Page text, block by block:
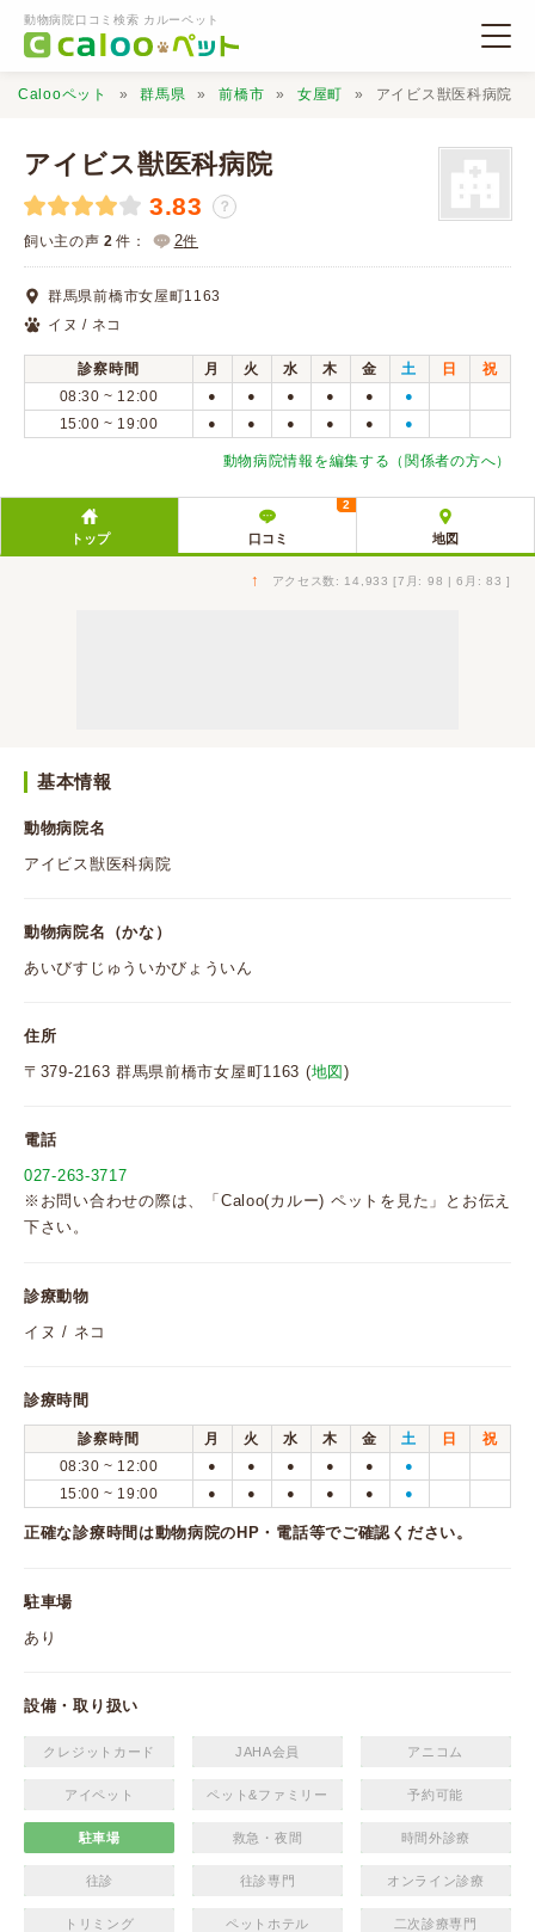
動物病院口コミ検索 カルーペット
動物病院検索
口コミ検索
Calooペットとは？
Calooペット 群馬県 前橋市 女屋町 アイビス獣医科病院
アイビス獣医科病院
3.83 ？
飼い主の声 2 件： 2件
群馬県前橋市女屋町1163
イヌ / ネコ
診察時間 月 火 水 木 金 土 日
祝
08:30 ~ 12:00
● ● ● ● ● ●
15:00 ~ 19:00 ● ● ● ● ● ●
動物病院情報を編集する（関係者の方へ）
トップ 口コミ
2
地図
↑ アクセス数: 14,933 [7月: 98 | 6月: 83 ]
基本情報
動物病院名
アイビス獣医科病院
動物病院名（かな）
あいびすじゅういかびょういん
住所
〒379-2163 群馬県前橋市女屋町1163 (地図 )
電話
027-263-3717
※お問い合わせの際は、「Caloo(カルー) ペットを見た」とお伝え
下さい。
診療動物
イヌ / ネコ
診療時間
診察時間 月 火 水 木 金 土 日
祝
08:30 ~ 12:00
● ● ● ● ● ●
15:00 ~ 19:00 ● ● ● ● ● ●
正確な診療時間は動物病院のHP・電話等でご確認ください。
駐車場
あり
設備・取り扱い
クレジットカード JAHA会員 アニコム
アイペット ペット&ファミリー 予約可能
駐車場 救急・夜間 時間外診療
往診 往診専門 オンライン診療
トリミング ペットホテル 二次診療専門